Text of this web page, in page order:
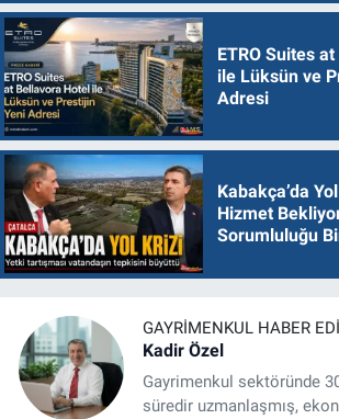
ETRO Suites
ile Lüksün ve
Adresi
Kabakça’da
Hizmet
Sorumluluğu
GAYRIMENKUL HABER
Kadir Özel
Gayrimenkul sektöründe
süredir uzmanlaşmış,